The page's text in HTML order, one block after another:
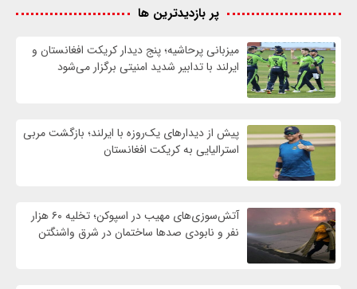
پر بازدیدترین ها
میزبانی پرحاشیه؛ پنج دیدار کریکت افغانستان و
ایرلند با تدابیر شدید امنیتی برگزار می‌شود
پیش از دیدارهای یک‌روزه با ایرلند؛ بازگشت مربی
استرالیایی به کریکت افغانستان
آتش‌سوزی‌های مهیب در اسپوکن؛ تخلیه ۶۰ هزار
نفر و نابودی صدها ساختمان در شرق واشنگتن